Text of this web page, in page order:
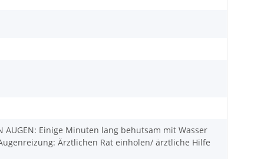
AUGEN: Einige Minuten lang behutsam mit Wasser
Ärztlichen Rat einholen/ ärztliche Hilfe